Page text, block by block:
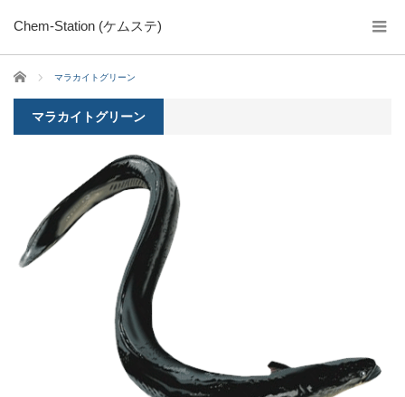
Chem-Station (ケムステ)
ホーム マラカイトグリーン
マラカイトグリーン